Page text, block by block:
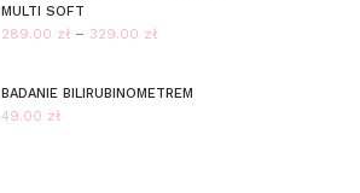
MULTI SOFT
289.00 zł – 329.00 złZakres
od
BADANIE BILIRUBINOMETREM
49.00 zł